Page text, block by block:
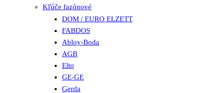
Kľúče fazónové
DOM / EURO ELZETT
FABDOS
Abloy-Boda
AGB
Elto
GE-GE
Gerda